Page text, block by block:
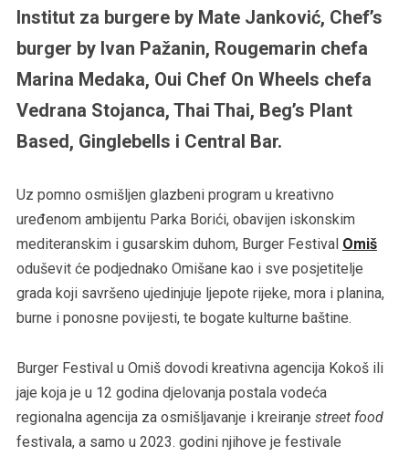
Institut za burgere by Mate Janković, Chef’s
burger by Ivan Pažanin, Rougemarin chefa
Marina Medaka, Oui Chef On Wheels chefa
Vedrana Stojanca, Thai Thai, Beg’s Plant
Based, Ginglebells i Central Bar.
Uz pomno osmišljen glazbeni program u kreativno
uređenom ambijentu Parka Borići, obavijen iskonskim
mediteranskim i gusarskim duhom, Burger Festival Omiš
oduševit će podjednako Omišane kao i sve posjetitelje
grada koji savršeno ujedinjuje ljepote rijeke, mora i planina,
burne i ponosne povijesti, te bogate kulturne baštine.
Burger Festival u Omiš dovodi kreativna agencija Kokoš ili
jaje koja je u 12 godina djelovanja postala vodeća
regionalna agencija za osmišljavanje i kreiranje street food
festivala, a samo u 2023. godini njihove je festivale